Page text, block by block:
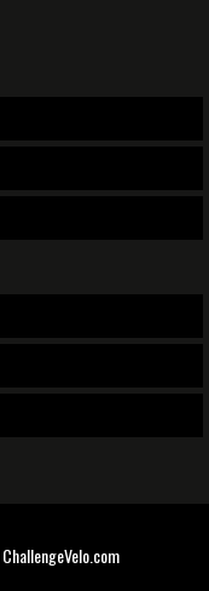
ChallengeVelo.com